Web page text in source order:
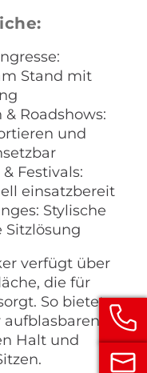
Stand mit
Roadshows:
und
Festivals:
einsatzbereit
Stylische
verfügt über
die für
So bietet
aufblasbaren
Halt und